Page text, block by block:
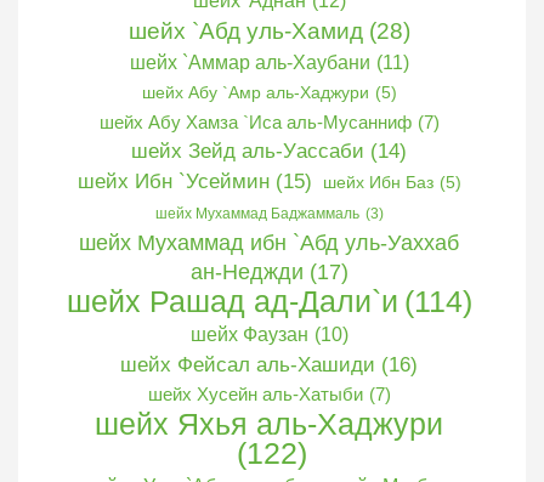
шейх `Абд уль-Хамид (28)
шейх `Аммар аль-Хаубани (11)
шейх Абу `Амр аль-Хаджури (5)
шейх Абу Хамза `Иса аль-Мусанниф (7)
шейх Зейд аль-Уассаби (14)
шейх Ибн `Усеймин (15) шейх Ибн Баз (5)
шейх Мухаммад Баджаммаль (3)
шейх Мухаммад ибн `Абд уль-Уаххаб
ан-Неджди (17)
шейх Рашад ад-Дали`и (114)
шейх Фаузан (10)
шейх Фейсал аль-Хашиди (16)
шейх Хусейн аль-Хатыби (7)
шейх Яхья аль-Хаджури
(122)